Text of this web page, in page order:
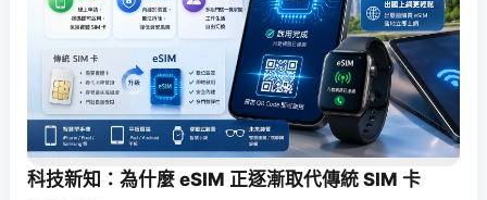
科技新知：為什麼 eSIM 正逐漸取代傳統 SIM 卡